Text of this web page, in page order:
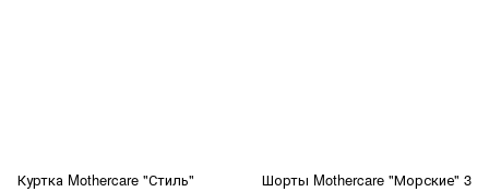
Куртка Mothercare "Стиль"
Шорты Mothercare "Морские" 3